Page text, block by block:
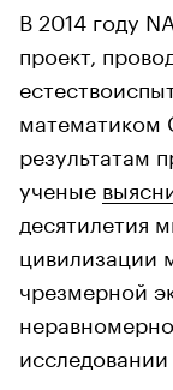
В 2014 году
проект,
результатам
ученые
десятилетия
цивилизации
чрезмерной